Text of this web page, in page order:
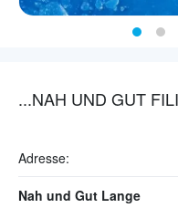
...NAH UND GUT
Adresse:
Nah und Gut Lange